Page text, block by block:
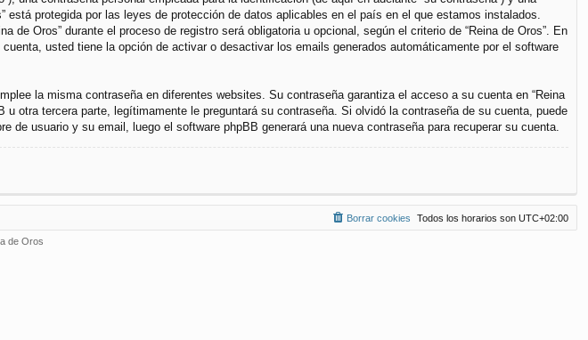
protegida por las leyes de protección de datos aplicables en el país en el que estamos instalados.
Oros” durante el proceso de registro será obligatoria u opcional, según el criterio de “Reina de Oros”. En
usted tiene la opción de activar o desactivar los emails generados automáticamente por el software
la misma contraseña en diferentes websites. Su contraseña garantiza el acceso a su cuenta en “Reina
otra tercera parte, legítimamente le preguntará su contraseña. Si olvidó la contraseña de su cuenta, puede
usuario y su email, luego el software phpBB generará una nueva contraseña para recuperar su cuenta.
Todos los horarios son UTC+02:00
Borrar cookies
de Oros